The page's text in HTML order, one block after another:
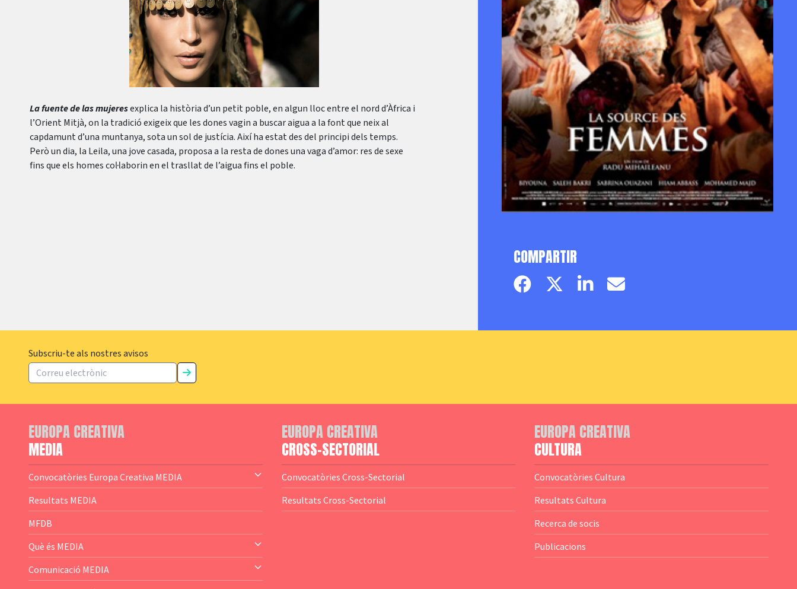
La fuente de las mujeresexplica la història d’un petit poble, en algun lloc entre el nord d’Àfrica i
l’Orient Mitjà, on la tradició exigeix que les dones vagin a buscar aigua a la font que neix al
capdamunt d’una muntanya, sota un sol de justícia. Així ha estat des del principi dels temps.
Però un dia, la Leila, una jove casada, proposa a la resta de dones una vaga d’amor: res de sexe
fins que els homes col·laborin en el trasllat de l’aigua fins el poble.
COMPARTIR
Facebook pageTwitter page
LinkedinEmail
Subscriu-te als nostres avisos
EUROPA CREATIVA
MEDIA
Convocatòries Europa Creativa MEDIA
— Content Cluster
— Business Cluster
— Audience Cluster
— Altres
Resultats MEDIA
MFDB
Què és MEDIA
— El subprograma MEDIA
Comunicació MEDIA
EUROPA CREATIVA
CROSS-SECTORIAL
Convocatòries Cross-Sectorial
Resultats Cross-Sectorial
EUROPA CREATIVA
CULTURA
Convocatòries Cultura
Resultats Cultura
Recerca de socis
Publicacions